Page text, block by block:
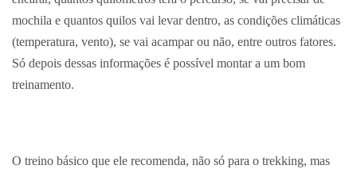
mochila e quantos quilos vai levar dentro, as condições climáticas
(temperatura, vento), se vai acampar ou não, entre outros fatores.
Só depois dessas informações é possível montar a um bom
treinamento.
O treino básico que ele recomenda, não só para o trekking, mas